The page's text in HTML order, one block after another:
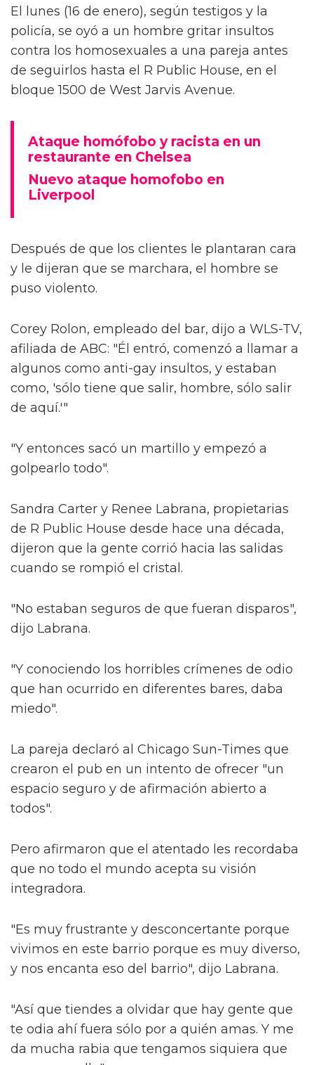
El lunes (16 de enero), según testigos y la
policía, se oyó a un hombre gritar insultos
contra los homosexuales a una pareja antes
de seguirlos hasta el R Public House, en el
bloque 1500 de West Jarvis Avenue.
Ataque homófobo y racista en un
restaurante en Chelsea
Nuevo ataque homofobo en
Liverpool
Después de que los clientes le plantaran cara
y le dijeran que se marchara, el hombre se
puso violento.
Corey Rolon, empleado del bar, dijo a WLS-TV,
afiliada de ABC: "Él entró, comenzó a llamar a
algunos como anti-gay insultos, y estaban
como, 'sólo tiene que salir, hombre, sólo salir
de aquí.'"
"Y entonces sacó un martillo y empezó a
golpearlo todo".
Sandra Carter y Renee Labrana, propietarias
de R Public House desde hace una década,
dijeron que la gente corrió hacia las salidas
cuando se rompió el cristal.
"No estaban seguros de que fueran disparos",
dijo Labrana.
"Y conociendo los horribles crímenes de odio
que han ocurrido en diferentes bares, daba
miedo".
La pareja declaró al Chicago Sun-Times que
crearon el pub en un intento de ofrecer "un
espacio seguro y de afirmación abierto a
todos".
Pero afirmaron que el atentado les recordaba
que no todo el mundo acepta su visión
integradora.
"Es muy frustrante y desconcertante porque
vivimos en este barrio porque es muy diverso,
y nos encanta eso del barrio", dijo Labrana.
"Así que tiendes a olvidar que hay gente que
te odia ahí fuera sólo por a quién amas. Y me
da mucha rabia que tengamos siquiera que